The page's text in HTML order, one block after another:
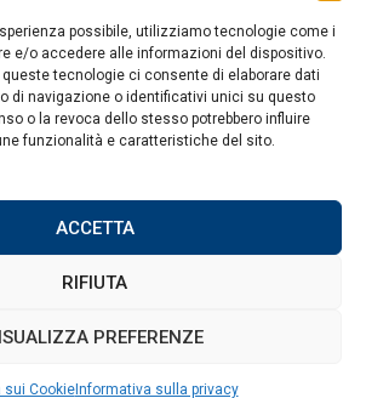
possibile, utilizziamo tecnologie come i
e/o accedere alle informazioni del dispositivo.
tecnologie ci consente di elaborare dati
di navigazione o identificativi unici su questo
o la revoca dello stesso potrebbero influire
funzionalità e caratteristiche del sito.
ACCETTA
RIFIUTA
PREFERENZE
sui CookieInformativa sulla privacy
SPORT CULTURA VIAGGI
dopo le elezioni di
di Mosca offre
del servizio nei
droni: cresce la
russe